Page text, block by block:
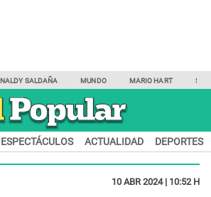
NALDY SALDAÑA MUNDO MARIO HART
ESPECTÁCULOS ACTUALIDAD DEPORTES
10 ABR 2024 | 10:52 H